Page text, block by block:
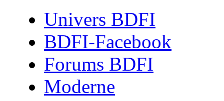
Univers BDFI
BDFI-Facebook
Forums BDFI
Moderne